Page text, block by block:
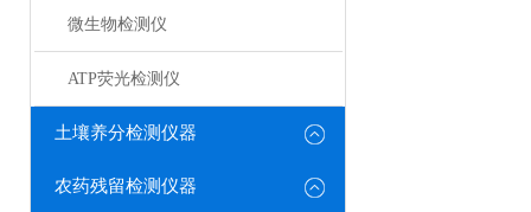
微生物检测仪
ATP荧光检测仪
土壤养分检测仪器
农药残留检测仪器